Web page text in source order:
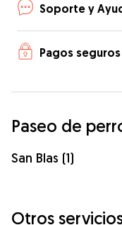
Soporte y
Pagos seguros
Paseo de
San Blas (1)
Otros